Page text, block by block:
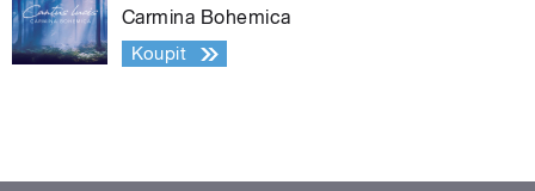
Carmina Bohemica
Koupit